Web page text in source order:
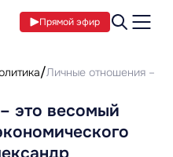
Прямой эфир
Личные отношения –
это весомый